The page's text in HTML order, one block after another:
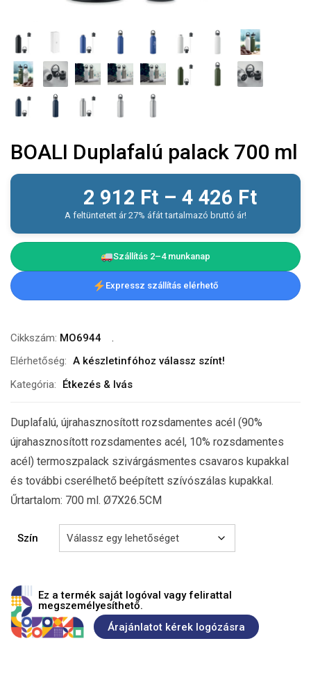
BOALI Duplafalú palack 700 ml
2 912 Ft – 4 426 Ft
A feltüntetett ár 27% áfát tartalmazó bruttó ár!
Szállítás 2–4 munkanap
Expressz szállítás elérhető
Cikkszám: MO6944
Elérhetőség: A készletinfóhoz válassz színt!
Kategória:
Étkezés & Ivás
Duplafalú, újrahasznosított rozsdamentes acél (90%
újrahasznosított rozsdamentes acél, 10% rozsdamentes
acél) termoszpalack szivárgásmentes csavaros kupakkal
és további cserélhető beépített szívószálas kupakkal.
Űrtartalom: 700 ml. Ø7X26.5CM
Szín
Ez a termék saját logóval vagy felirattal
megszemélyesíthető.
Árajánlatot kérek logózásra